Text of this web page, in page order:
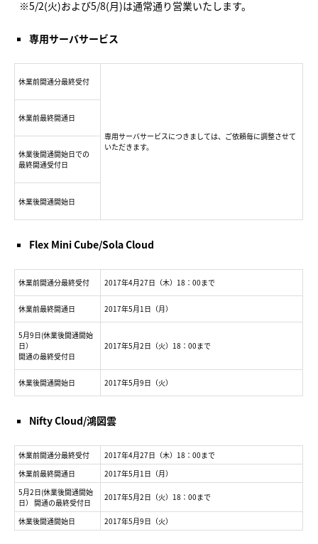
※5/2(火)および5/8(月)は通常通り営業いたします。
専用サーバサービス
休業前開通分最終受付
専用サーバサービスにつきましては、ご依頼毎に調整させて
いただきます。
休業前最終開通日
休業後開通開始日での
最終開通受付日
休業後開通開始日
Flex Mini Cube/Sola Cloud
休業前開通分最終受付 2017年4月27日（木）18：00まで
休業前最終開通日 2017年5月1日（月）
5月9日(休業後開通開始
日）
開通の最終受付日
2017年5月2日（火）18：00まで
休業後開通開始日 2017年5月9日（火）
Nifty Cloud/鴻図雲
休業前開通分最終受付
2017年4月27日（木）18：00まで
休業前最終開通日
2017年5月1日（月）
5月2日(休業後開通開始
日） 開通の最終受付日
2017年5月2日（火）18：00まで
休業後開通開始日 2017年5月9日（火）